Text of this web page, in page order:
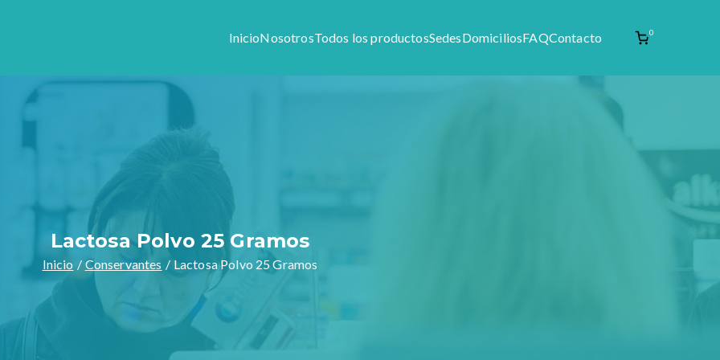
1944, somos especialistas en preparar formulas magistrales y venta de materia prima como productos naturales,
InicioNosotrosTodos los productosSedesDomiciliosFAQContacto 0
Lactosa Polvo 25 Gramos
Inicio Conservantes Lactosa Polvo 25 Gramos